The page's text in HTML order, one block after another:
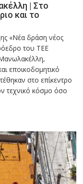
| Στο
και το
«Νέα δράση νέος
του ΤΕΕ
εποικοδομητικό
στο επίκεντρο
τεχνικό κόσμο όσο